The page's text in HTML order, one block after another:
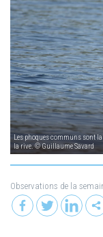
Les phoques communs sont
la rive. © Guillaume Savard
Observations de la